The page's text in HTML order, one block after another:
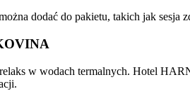
dodać do pakietu, takich jak
w wodach termalnych. Hotel